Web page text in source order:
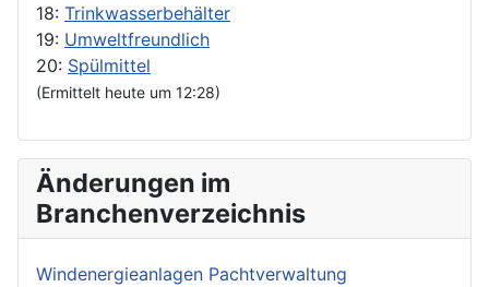
18: Trinkwasserbehälter
19: Umweltfreundlich
20: Spülmittel
(Ermittelt heute um 12:28)
Änderungen im
Branchenverzeichnis
Windenergieanlagen Pachtverwaltung